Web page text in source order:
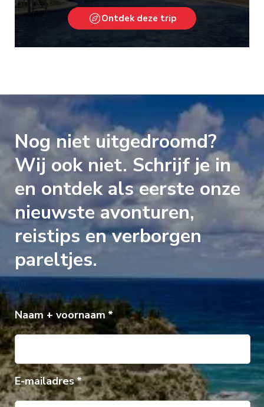
Ontdek deze trip
Nog niet uitgedroomd?
Wij ook niet. Schrijf je in
en ontdek als eerste onze
nieuwste avonturen,
reistips en verborgen
pareltjes.
Naam + voornaam
E-mailadres